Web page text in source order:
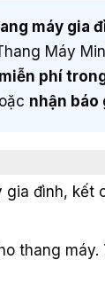
máy gia
Máy
miễn phí
nhận
gia đình, kết
thang máy.